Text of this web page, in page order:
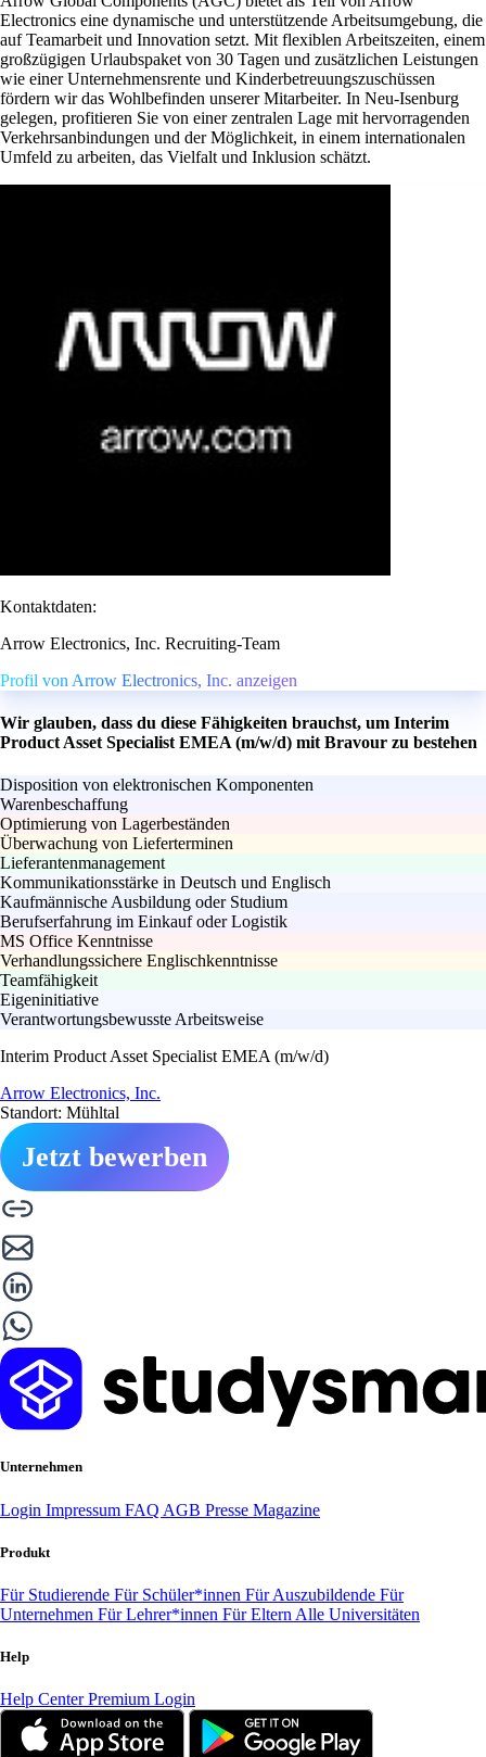
Electronics eine dynamische und unterstützende Arbeitsumgebung, die
auf Teamarbeit und Innovation setzt. Mit flexiblen Arbeitszeiten, einem
großzügigen Urlaubspaket von 30 Tagen und zusätzlichen Leistungen
wie einer Unternehmensrente und Kinderbetreuungszuschüssen
fördern wir das Wohlbefinden unserer Mitarbeiter. In Neu-Isenburg
gelegen, profitieren Sie von einer zentralen Lage mit hervorragenden
Verkehrsanbindungen und der Möglichkeit, in einem internationalen
Umfeld zu arbeiten, das Vielfalt und Inklusion schätzt.
Kontaktdaten:
Arrow Electronics, Inc. Recruiting-Team
Profil von Arrow Electronics, Inc. anzeigen
Wir glauben, dass du diese Fähigkeiten brauchst, um Interim
Product Asset Specialist EMEA (m/w/d) mit Bravour zu bestehen
Disposition von elektronischen Komponenten
Warenbeschaffung
Optimierung von Lagerbeständen
Überwachung von Lieferterminen
Lieferantenmanagement
Kommunikationsstärke in Deutsch und Englisch
Kaufmännische Ausbildung oder Studium
Berufserfahrung im Einkauf oder Logistik
MS Office Kenntnisse
Verhandlungssichere Englischkenntnisse
Teamfähigkeit
Eigeninitiative
Verantwortungsbewusste Arbeitsweise
Interim Product Asset Specialist EMEA (m/w/d)
Arrow Electronics, Inc.
Standort: Mühltal
Jetzt bewerben
Unternehmen
Login Impressum FAQ AGB Presse Magazine
Produkt
Für Studierende Für Schüler*innen Für Auszubildende Für
Unternehmen Für Lehrer*innen Für Eltern Alle Universitäten
Help
Help CenterPremium Login